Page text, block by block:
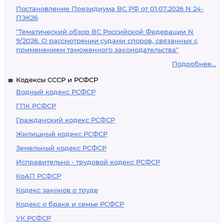
Постановление Президиума ВС РФ от 01.07.2026 N 24-
ПЭК26
"Тематический обзор ВС Российской Федерации N
9/2026. О рассмотрении судами споров, связанных с
применением таможенного законодательства"
Подробнее...
Кодексы СССР и РСФСР
Водный кодекс РСФСР
ГПК РСФСР
Гражданский кодекс РСФСР
Жилищный кодекс РСФСР
Земельный кодекс РСФСР
Исправительно - трудовой кодекс РСФСР
КоАП РСФСР
Кодекс законов о труде
Кодекс о браке и семье РСФСР
УК РСФСР